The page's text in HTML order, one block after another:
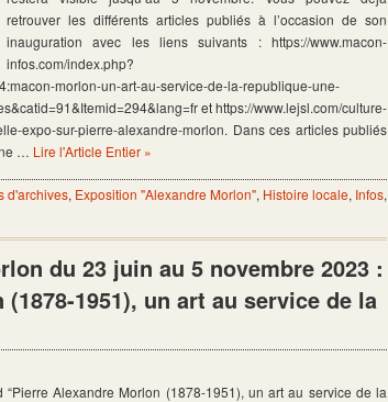
retrouver les différents articles publiés à l’occasion de son
inauguration avec les liens suivants : https://www.macon-
infos.com/index.php?
morlon-un-art-au-service-de-la-republique-une-
et https://www.lejsl.com/culture-
expo-sur-pierre-alexandre-morlon. Dans ces articles publiés
… Lire l'Article Entier »
d'archives, Exposition "Alexandre Morlon", Histoire locale, Infos,
du 23 juin au 5 novembre 2023 :
1951), un art au service de la
“Pierre Alexandre Morlon (1878-1951), un art au service de la